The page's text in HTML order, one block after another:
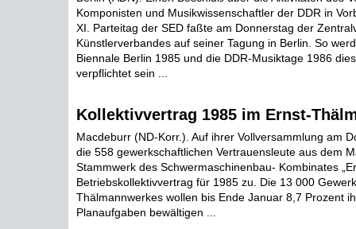
Komponisten und Musikwissenschaftler der DDR in
XI. Parteitag der SED faßte am Donnerstag der
Künstlerverbandes auf seiner Tagung in Berlin. So
Biennale Berlin 1985 und die DDR-Musiktage 1986
verpflichtet sein ...
Kollektivvertrag 1985 im Ernst-
Macdeburr (ND-Korr.). Auf ihrer Vollversammlung am
die 558 gewerkschaftlichen Vertrauensleute aus dem
Stammwerk des Schwermaschinenbau- Kombinates
Betriebskollektivvertrag für 1985 zu. Die 13 000
Thälmannwerkes wollen bis Ende Januar 8,7 Prozent
Planaufgaben bewältigen ...